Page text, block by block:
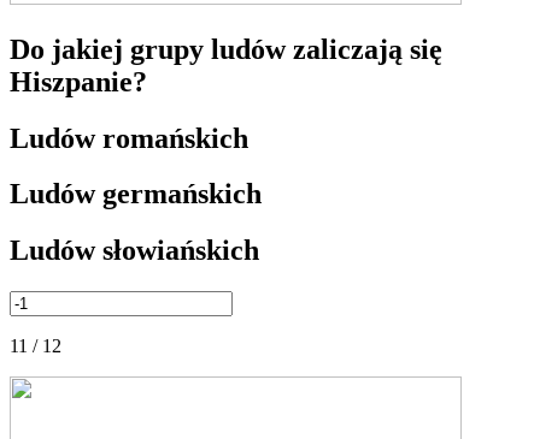
Do jakiej grupy ludów zaliczają się
Hiszpanie?
Ludów romańskich
Ludów germańskich
Ludów słowiańskich
11 / 12